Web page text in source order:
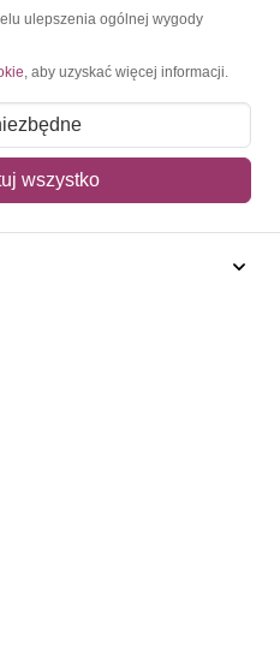
ulepszenia ogólnej wygody
, aby uzyskać więcej informacji.
wszystko